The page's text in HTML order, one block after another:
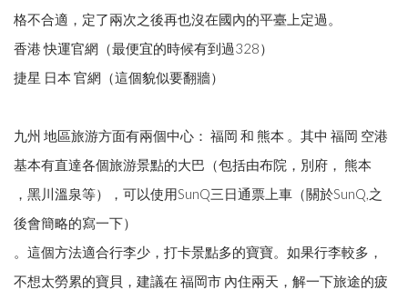
格不合適，定了兩次之後再也沒在國內的平臺上定過。
香港 快運官網（最便宜的時候有到過328）
捷星 日本 官網（這個貌似要翻牆）
九州 地區旅游方面有兩個中心： 福岡 和 熊本 。其中 福岡 空港
基本有直達各個旅游景點的大巴（包括由布院，別府， 熊本
，黑川溫泉等），可以使用SunQ三日通票上車（關於SunQ,之
後會簡略的寫一下）
。這個方法適合行李少，打卡景點多的寶寶。如果行李較多，
不想太勞累的寶貝，建議在 福岡市 內住兩天，解一下旅途的疲